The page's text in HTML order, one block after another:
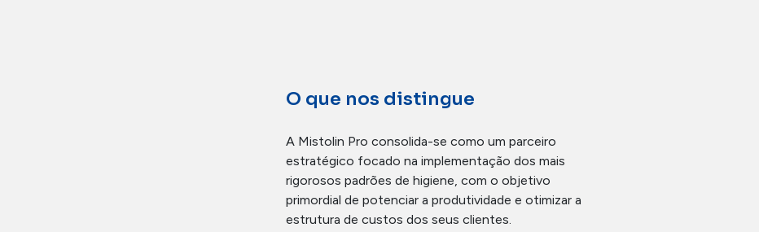
O que nos distingue
A Mistolin Pro consolida-se como um parceiro
estratégico focado na implementação dos mais
rigorosos padrões de higiene, com o objetivo
primordial de potenciar a produtividade e otimizar a
estrutura de custos dos seus clientes.